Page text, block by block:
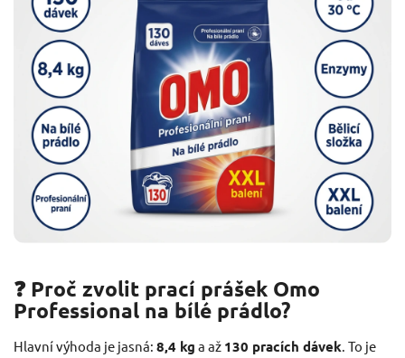
❓ Proč zvolit prací prášek Omo
Professional na bílé prádlo?
Hlavní výhoda je jasná: 8,4 kg a až 130 pracích dávek . To je